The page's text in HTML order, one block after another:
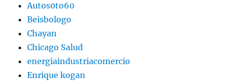
Autos0to60
Beisbologo
Chayan
Chicago Salud
energiaindustriacomercio
Enrique kogan